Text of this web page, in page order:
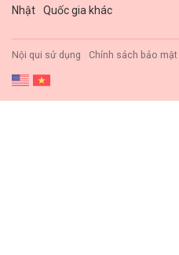
Nhật
Quốc gia khác
Nội qui sử dụng Chính sách bảo mật